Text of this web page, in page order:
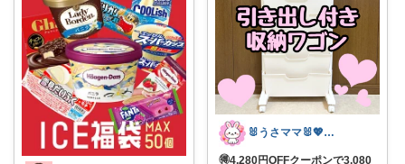
🐰うさママ🐰💖キッズ・ママの日常✨
🉐4,280円OFFクーポンで3,080